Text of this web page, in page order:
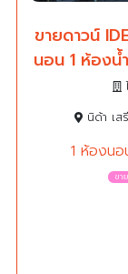
ขายดาวน์
นอน 1 ห้องน้
นิด้า เส
1 ห้องนอ